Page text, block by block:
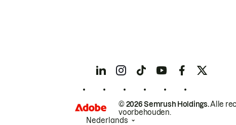
© 2026 Semrush Holdings.Alle
voorbehouden.
Nederlands